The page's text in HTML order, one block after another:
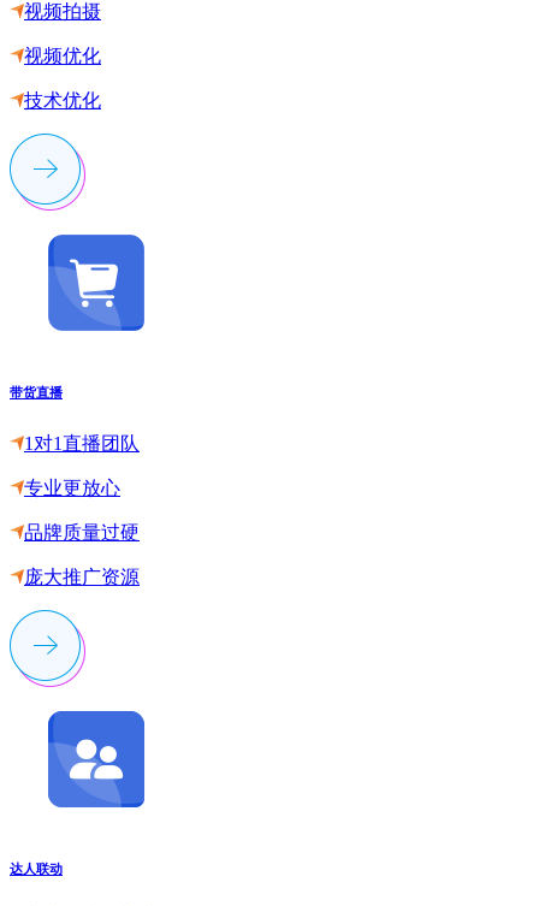
视频拍摄
视频优化
技术优化
带货直播
1对1直播团队
专业更放心
品牌质量过硬
庞大推广资源
达人联动